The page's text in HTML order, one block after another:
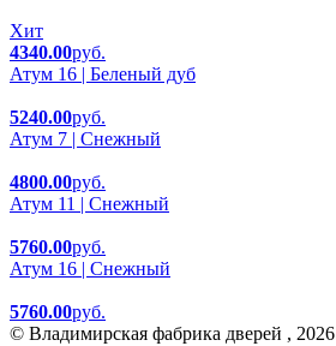
Хит
4340.00руб.
Атум 16 | Беленый дуб
5240.00руб.
Атум 7 | Снежный
4800.00руб.
Атум 11 | Снежный
5760.00руб.
Атум 16 | Снежный
5760.00руб.
© Владимирская фабрика дверей , 2026